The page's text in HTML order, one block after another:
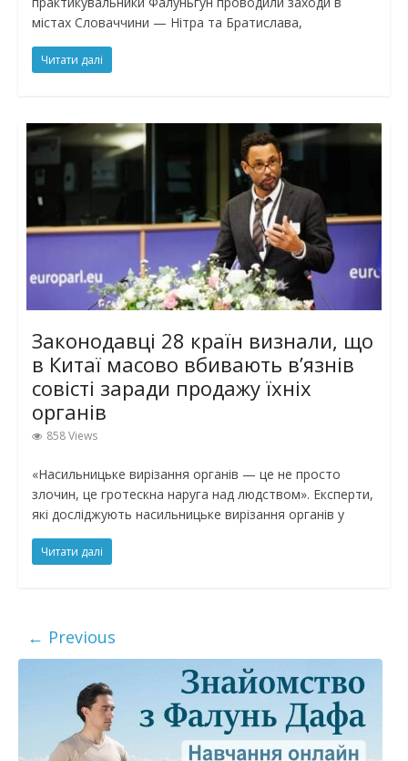
містах Словаччини — Нітра та Братислава,
Читати далі
Законодавці 28 країн визнали, що
в Китаї масово вбивають в’язнів
совісті заради продажу їхніх
органів
858 Views
«Насильницьке вирізання органів — це не просто
злочин, це гротескна наруга над людством». Експерти,
які досліджують насильницьке вирізання органів у
Читати далі
← Previous